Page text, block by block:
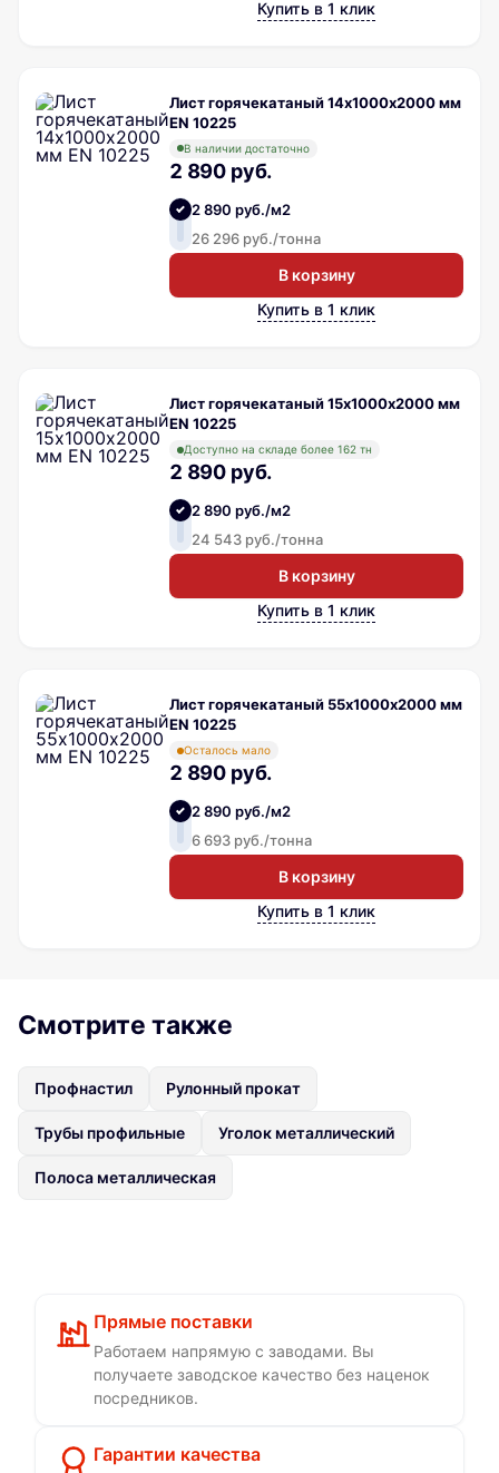
Купить в 1 клик
Лист горячекатаный 14х1000х2000 мм
EN 10225
В наличии достаточно
2 890 руб.
2 890 руб./м2
26 296 руб./тонна
В корзину
Купить в 1 клик
Лист горячекатаный 15х1000х2000 мм
EN 10225
Доступно на складе более 162 тн
2 890 руб.
2 890 руб./м2
24 543 руб./тонна
В корзину
Купить в 1 клик
Лист горячекатаный 55х1000х2000 мм
EN 10225
Осталось мало
2 890 руб.
2 890 руб./м2
6 693 руб./тонна
В корзину
Купить в 1 клик
Смотрите также
Профнастил Рулонный прокат
Трубы профильные Уголок металлический
Полоса металлическая
Прямые поставки
Работаем напрямую с заводами. Вы
получаете заводское качество без наценок
посредников.
Гарантии качества